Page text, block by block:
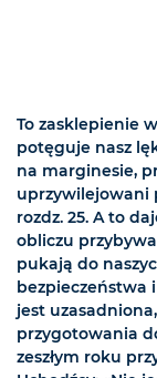
To zasklepienie
potęguje nasz
na marginesie,
uprzywilejowani
rozdz. 25. A to
obliczu
pukają do
bezpieczeństwa
jest
przygotowania
zeszłym roku